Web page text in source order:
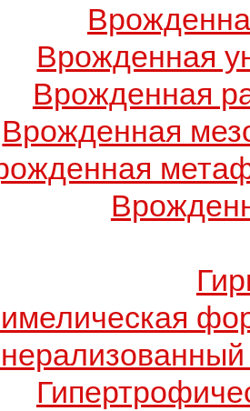
Врожденная
Врожденная
Врожденная